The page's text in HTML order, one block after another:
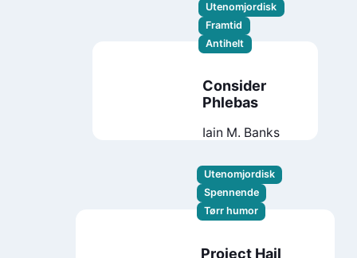
Utenomjordisk
Framtid
Antihelt
Consider
Phlebas
Iain M. Banks
Utenomjordisk
Spennende
Tørr humor
Project Hail